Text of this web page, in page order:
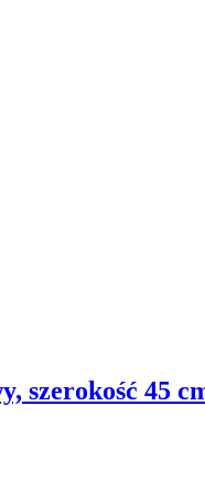
45